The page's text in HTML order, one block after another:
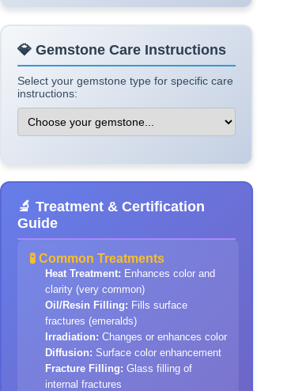
💎 Gemstone Care Instructions
Select your gemstone type for specific care
instructions:
🔬 Treatment & Certification
Guide
🧪 Common Treatments
Heat Treatment: Enhances color and
clarity (very common)
Oil/Resin Filling: Fills surface
fractures (emeralds)
Irradiation: Changes or enhances color
Diffusion: Surface color enhancement
Fracture Filling: Glass filling of
internal fractures